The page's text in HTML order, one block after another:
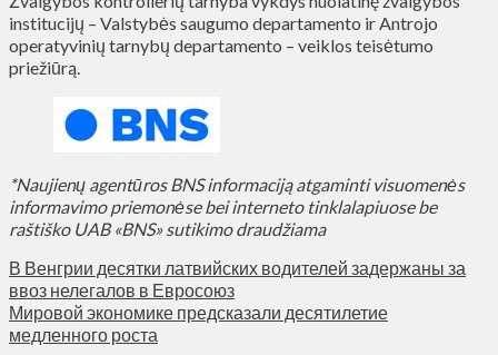
institucijų – Valstybės saugumo departamento ir Antrojo
operatyvinių tarnybų departamento – veiklos teisėtumo
priežiūrą.
*Naujienų agentūros BNS informaciją atgaminti visuomenės
informavimo priemonėse bei interneto tinklalapiuose be
raštiško UAB «BNS» sutikimo draudžiama
В Венгрии десятки латвийских водителей задержаны за
ввоз нелегалов в Евросоюз
Мировой экономике предсказали десятилетие
медленного роста